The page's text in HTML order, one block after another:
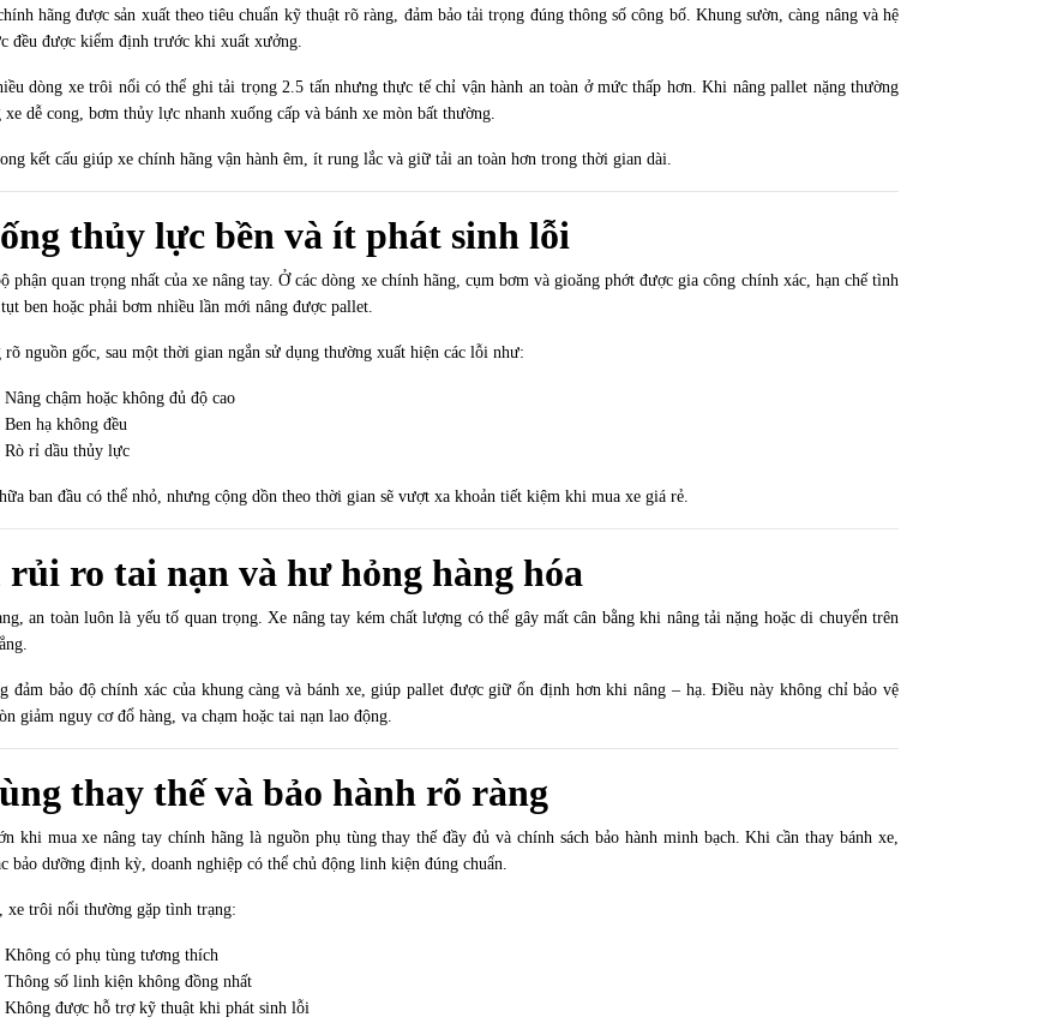
hãng được sản xuất theo tiêu chuẩn kỹ thuật rõ ràng, đảm bảo tải trọng đúng thông số công bố. Khung sườn, càng nâng và hệ
đều được kiểm định trước khi xuất xưởng.
dòng xe trôi nổi có thể ghi tải trọng 2.5 tấn nhưng thực tế chỉ vận hành an toàn ở mức thấp hơn. Khi nâng pallet nặng thường
xe dễ cong, bơm thủy lực nhanh xuống cấp và bánh xe mòn bất thường.
kết cấu giúp xe chính hãng vận hành êm, ít rung lắc và giữ tải an toàn hơn trong thời gian dài.
thủy lực bền và ít phát sinh lỗi
phận quan trọng nhất của xe nâng tay. Ở các dòng xe chính hãng, cụm bơm và gioăng phớt được gia công chính xác, hạn chế tình
ben hoặc phải bơm nhiều lần mới nâng được pallet.
nguồn gốc, sau một thời gian ngắn sử dụng thường xuất hiện các lỗi như:
Nâng chậm hoặc không đủ độ cao
Ben hạ không đều
Rò rỉ dầu thủy lực
ban đầu có thể nhỏ, nhưng cộng dồn theo thời gian sẽ vượt xa khoản tiết kiệm khi mua xe giá rẻ.
rủi ro tai nạn và hư hỏng hàng hóa
an toàn luôn là yếu tố quan trọng. Xe nâng tay kém chất lượng có thể gây mất cân bằng khi nâng tải nặng hoặc di chuyển trên
đảm bảo độ chính xác của khung càng và bánh xe, giúp pallet được giữ ổn định hơn khi nâng – hạ. Điều này không chỉ bảo vệ
giảm nguy cơ đổ hàng, va chạm hoặc tai nạn lao động.
thay thế và bảo hành rõ ràng
khi mua xe nâng tay chính hãng là nguồn phụ tùng thay thế đầy đủ và chính sách bảo hành minh bạch. Khi cần thay bánh xe,
bảo dưỡng định kỳ, doanh nghiệp có thể chủ động linh kiện đúng chuẩn.
xe trôi nổi thường gặp tình trạng:
Không có phụ tùng tương thích
Thông số linh kiện không đồng nhất
Không được hỗ trợ kỹ thuật khi phát sinh lỗi